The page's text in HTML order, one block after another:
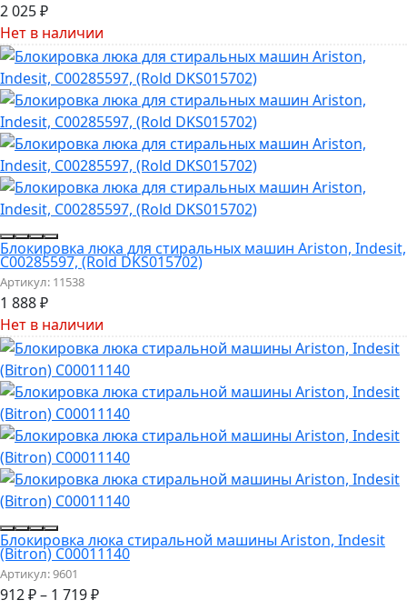
2 025₽
Нет в наличии
Блокировка люка для стиральных машин Ariston, Indesit,
C00285597, (Rold DKS015702)
Артикул: 11538
1 888₽
Нет в наличии
Блокировка люка стиральной машины Ariston, Indesit
(Bitron) C00011140
Артикул:9601
912₽– 1 719₽